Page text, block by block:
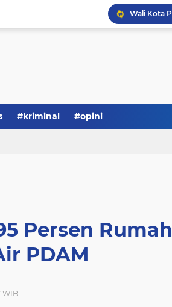
#kriminal #opini
Persen Rumah
PDAM
WIB